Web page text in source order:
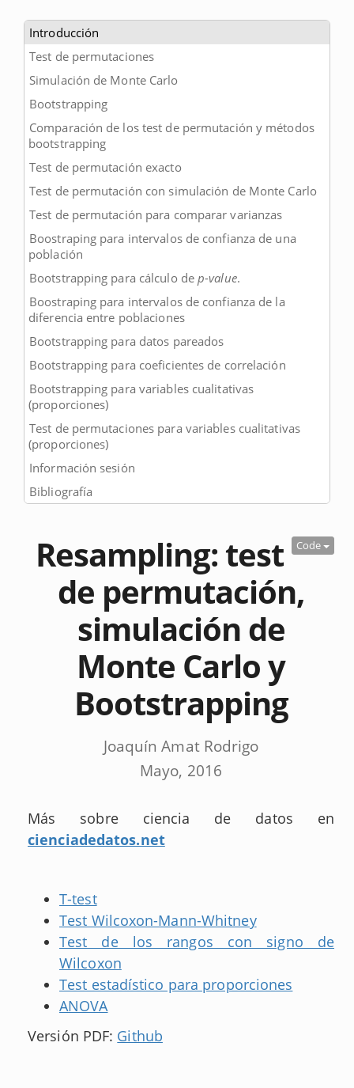
Introducción
Test de permutaciones
Simulación de Monte Carlo
Bootstrapping
Comparación de los test de permutación y métodos
bootstrapping
Test de permutación exacto
Test de permutación con simulación de Monte Carlo
Test de permutación para comparar varianzas
Boostraping para intervalos de confianza de una
población
Bootstrapping para cálculo de p-value.
Boostraping para intervalos de confianza de la
diferencia entre poblaciones
Bootstrapping para datos pareados
Bootstrapping para coeficientes de correlación
Bootstrapping para variables cualitativas
(proporciones)
Test de permutaciones para variables cualitativas
(proporciones)
Información sesión
Bibliografía
Code
Resampling: test
de permutación,
simulación de
Monte Carlo y
Bootstrapping
Joaquín Amat Rodrigo
Mayo, 2016
Más sobre ciencia de datos en
cienciadedatos.net
T-test
Test Wilcoxon-Mann-Whitney
Test de los rangos con signo de
Wilcoxon
Test estadístico para proporciones
ANOVA
Versión PDF: Github